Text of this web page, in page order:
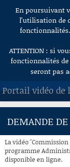
Aller au contenu
En poursuivant
l’utilisation de
ATTENTION : si
fonctionnalités de
seront pas
Portail vidéo de
ACCUEIL
À LA
DEMANDE
La vidéo "Commission
programme
disponible en ligne.